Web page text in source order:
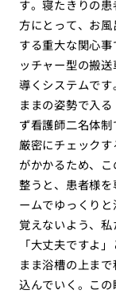
す。寝たきりの
方にとって、お
する重大な関心
ッチャー型の搬
導くシステムで
ままの姿勢で入
ず看護師二名体
厳密にチェック
がかかるため、
整うと、患者様
ームでゆっくり
覚えないよう、私
「大丈夫ですよ
まま浴槽の上ま
込んでいく。こ